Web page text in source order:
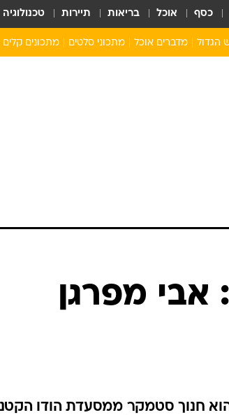
כסף אוכל בריאות תיירות טכנולוגיה
הגדול מדברים אוכל מתכוני סלטים מתכונים קלים
מפרגן
חנוך סטמקר ממסעדת הודו